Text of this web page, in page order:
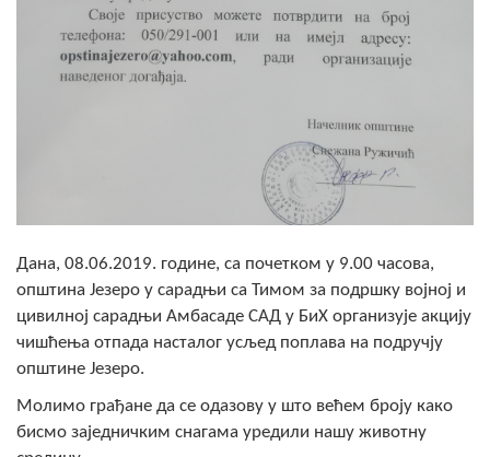
Скупштинско вијеће општине језеро
Састав Скупштине
ОПШТИНСКА УПРАВА
ИНФО
Вијести
Активности
Јавни позиви
Обавјештења
Дана, 08.06.2019. године, са почетком у 9.00 часова,
општина Језеро у сарадњи са Тимом за подршку војној и
цивилној сарадњи Амбасаде САД у БиХ организује акцију
чишћења отпада насталог усљед поплава на подручју
општине Језеро.
Молимо грађане да се одазову у што већем броју како
бисмо заједничким снагама уредили нашу животну